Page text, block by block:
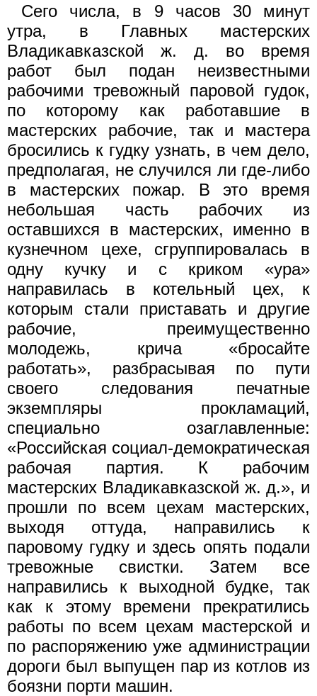
Сего числа, в 9 часов 30 минут
утра, в Главных мастерских
Владикавказской ж. д. во время
работ был подан неизвестными
рабочими тревожный паровой гудок,
по которому как работавшие в
мастерских рабочие, так и мастера
бросились к гудку узнать, в чем дело,
предполагая, не случился ли где-либо
в мастерских пожар. В это время
небольшая часть рабочих из
оставшихся в мастерских, именно в
кузнечном цехе, сгруппировалась в
одну кучку и с криком «ура»
направилась в котельный цех, к
которым стали приставать и другие
рабочие, преимущественно
молодежь, крича «бросайте
работать», разбрасывая по пути
своего следования печатные
экземпляры прокламаций,
специально озаглавленные:
«Российская социал-демократическая
рабочая партия. К рабочим
мастерских Владикавказской ж. д.», и
прошли по всем цехам мастерских,
выходя оттуда, направились к
паровому гудку и здесь опять подали
тревожные свистки. Затем все
направились к выходной будке, так
как к этому времени прекратились
работы по всем цехам мастерской и
по распоряжению уже администрации
дороги был выпущен пар из котлов из
боязни порти машин.